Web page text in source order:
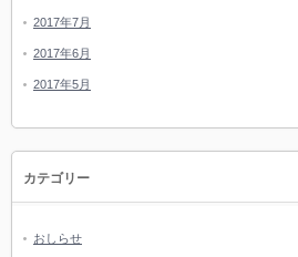
2017年7月
2017年6月
2017年5月
カテゴリー
おしらせ